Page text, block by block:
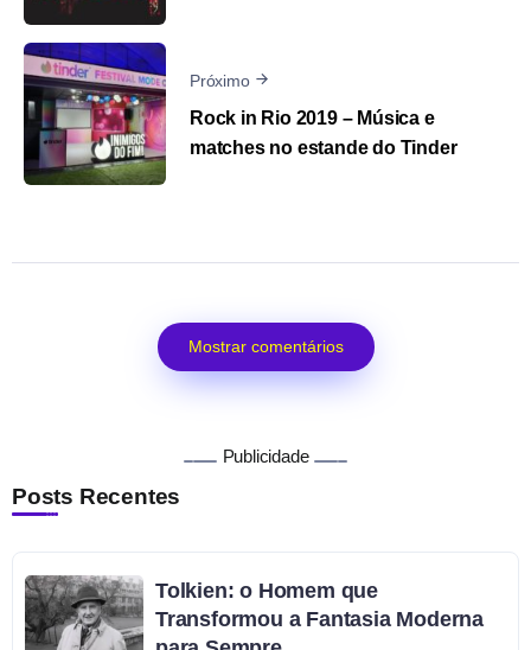
Próximo
Rock in Rio 2019 – Música e
matches no estande do Tinder
Mostrar comentários
Publicidade
Posts Recentes
Tolkien: o Homem que
Transformou a Fantasia Moderna